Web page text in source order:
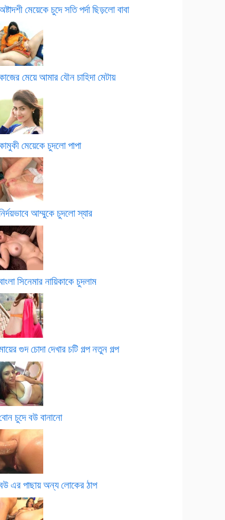
মেয়েকে চুদে সতি পর্দা ছিড়লো বাবা
মেয়ে আমার যৌন চাহিদা মেটায়
মেয়েকে চুদলো পাপা
আম্মুকে চুদলো স্যার
সিনেমার নায়িকাকে চুদলাম
গুদ চোদা দেখার চটি গল্প নতুন গল্প
চুদে বউ বানানো
এর পাছায় অন্য লোকের ঠাপ